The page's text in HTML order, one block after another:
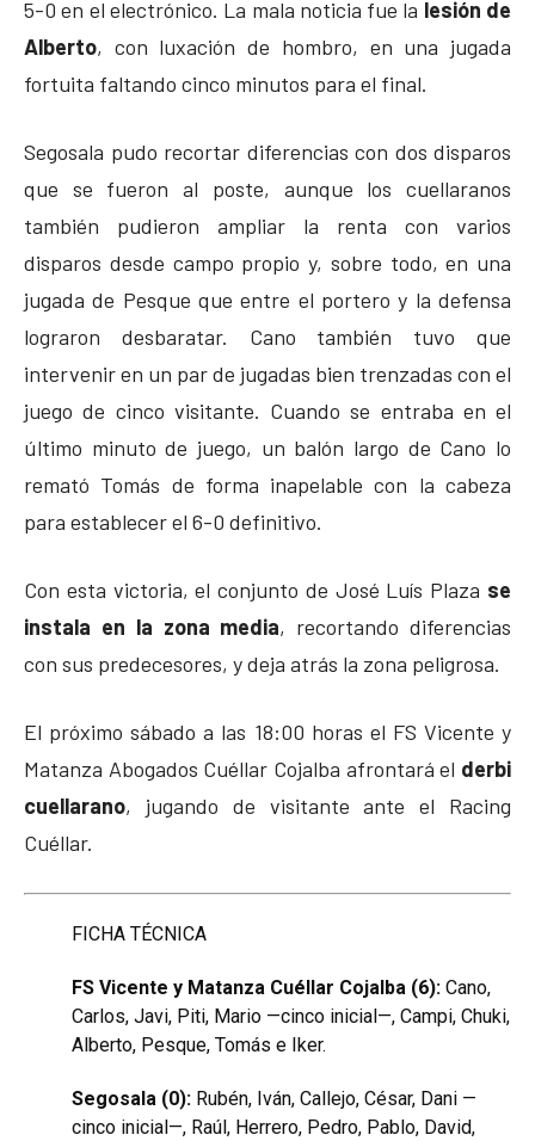
5-0 en el electrónico. La mala noticia fue la lesión de
Alberto, con luxación de hombro, en una jugada
fortuita faltando cinco minutos para el final.
Segosala pudo recortar diferencias con dos disparos
que se fueron al poste, aunque los cuellaranos
también pudieron ampliar la renta con varios
disparos desde campo propio y, sobre todo, en una
jugada de Pesque que entre el portero y la defensa
lograron desbaratar. Cano también tuvo que
intervenir en un par de jugadas bien trenzadas con el
juego de cinco visitante. Cuando se entraba en el
último minuto de juego, un balón largo de Cano lo
remató Tomás de forma inapelable con la cabeza
para establecer el 6-0 definitivo.
Con esta victoria, el conjunto de José Luís Plaza se
instala en la zona media, recortando diferencias
con sus predecesores, y deja atrás la zona peligrosa.
El próximo sábado a las 18:00 horas el FS Vicente y
Matanza Abogados Cuéllar Cojalba afrontará el derbi
cuellarano, jugando de visitante ante el Racing
Cuéllar.
FICHA TÉCNICA
FS Vicente y Matanza Cuéllar Cojalba (6): Cano,
Carlos, Javi, Piti, Mario —cinco inicial—, Campi, Chuki,
Alberto, Pesque, Tomás e Iker.
Segosala (0): Rubén, Iván, Callejo, César, Dani —
cinco inicial—, Raúl, Herrero, Pedro, Pablo, David,